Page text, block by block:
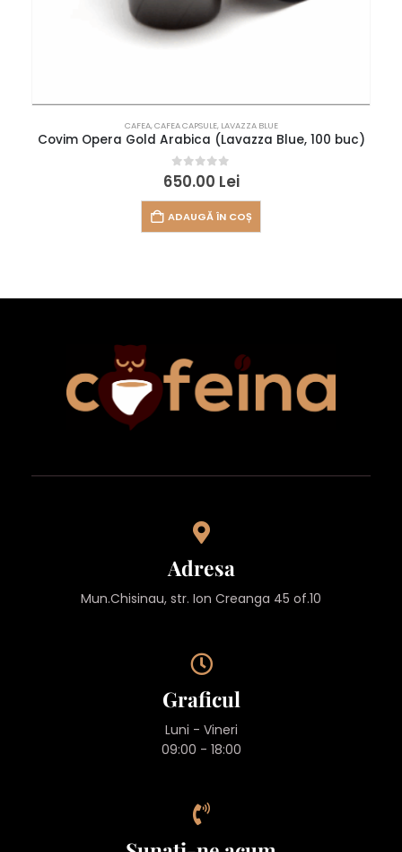
CAFEA,CAFEA CAPSULE, LAVAZZA BLUE
Covim Opera Gold Arabica (Lavazza Blue, 100 buc)
0out of 5
650.00 Lei
ADAUGĂ ÎN COȘ
Adresa
Mun.Chisinau, str. Ion Creanga 45 of.10
Graficul
Luni - Vineri
09:00 - 18:00